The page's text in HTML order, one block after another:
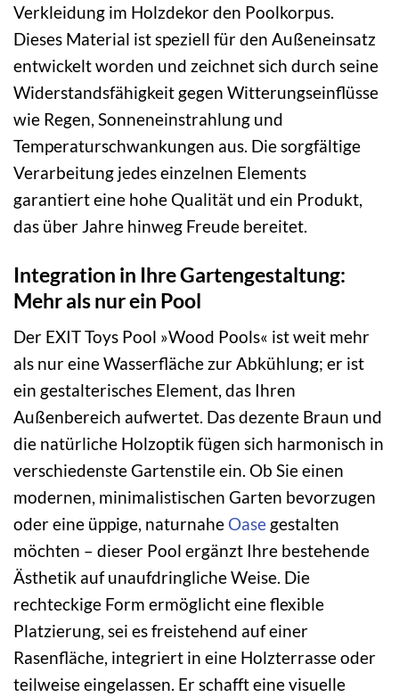
Verkleidung im Holzdekor den Poolkorpus.
Dieses Material ist speziell für den Außeneinsatz
entwickelt worden und zeichnet sich durch seine
Widerstandsfähigkeit gegen Witterungseinflüsse
wie Regen, Sonneneinstrahlung und
Temperaturschwankungen aus. Die sorgfältige
Verarbeitung jedes einzelnen Elements
garantiert eine hohe Qualität und ein Produkt,
das über Jahre hinweg Freude bereitet.
Integration in Ihre Gartengestaltung:
Mehr als nur ein Pool
Der EXIT Toys Pool »Wood Pools« ist weit mehr
als nur eine Wasserfläche zur Abkühlung; er ist
ein gestalterisches Element, das Ihren
Außenbereich aufwertet. Das dezente Braun und
die natürliche Holzoptik fügen sich harmonisch in
verschiedenste Gartenstile ein. Ob Sie einen
modernen, minimalistischen Garten bevorzugen
oder eine üppige, naturnahe Oase gestalten
möchten – dieser Pool ergänzt Ihre bestehende
Ästhetik auf unaufdringliche Weise. Die
rechteckige Form ermöglicht eine flexible
Platzierung, sei es freistehend auf einer
Rasenfläche, integriert in eine Holzterrasse oder
teilweise eingelassen. Er schafft eine visuelle